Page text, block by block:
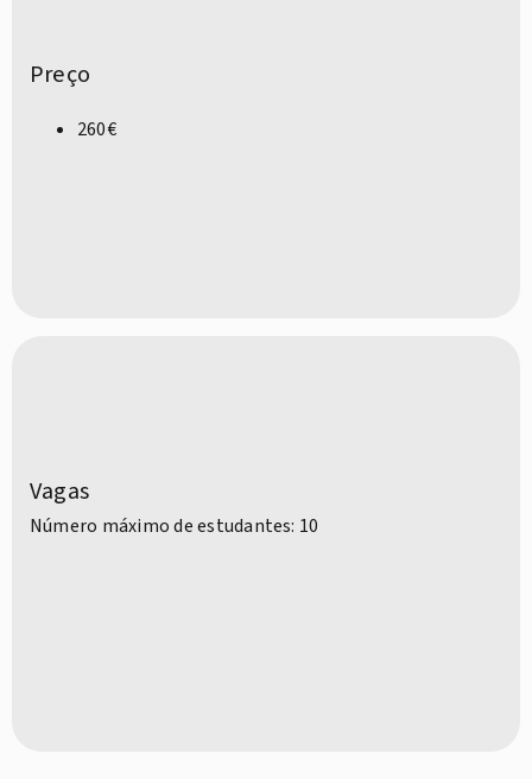
Preço
260€
Vagas
Número máximo de estudantes: 10